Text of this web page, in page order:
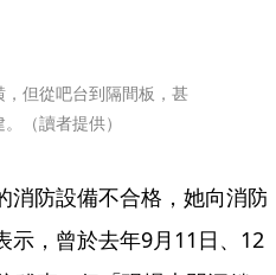
但從吧台到隔間板，甚
（讀者提供）
消防設備不合格，她向消防
示，曾於去年9月11日、12